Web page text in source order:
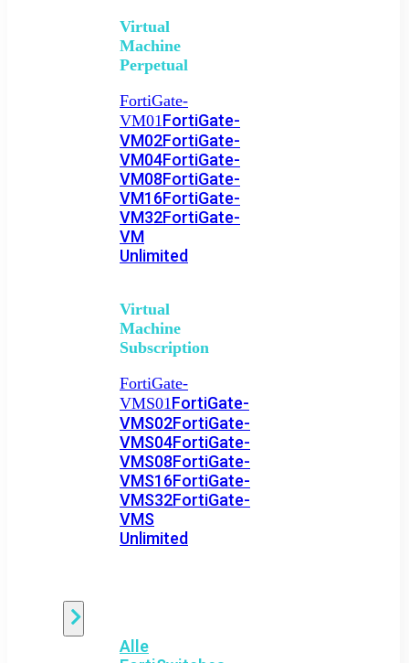
Virtual
Machine
Perpetual
FortiGate-
VM01FortiGate-
VM02FortiGate-
VM04FortiGate-
VM08FortiGate-
VM16FortiGate-
VM32FortiGate-
VM
Unlimited
Virtual
Machine
Subscription
FortiGate-
VMS01FortiGate-
VMS02FortiGate-
VMS04FortiGate-
VMS08FortiGate-
VMS16FortiGate-
VMS32FortiGate-
VMS
Unlimited
Alle